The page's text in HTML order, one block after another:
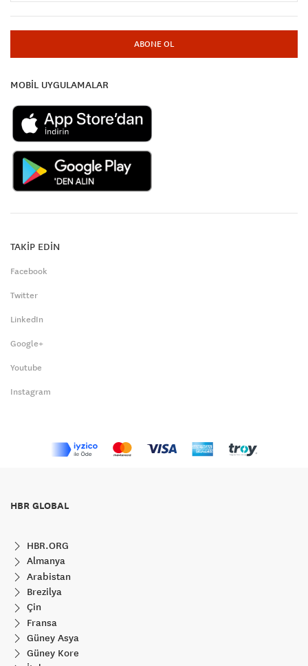
ABONE OL
MOBİL UYGULAMALAR
TAKİP EDİN
Facebook
Twitter
LinkedIn
Google+
Youtube
Instagram
HBR GLOBAL
HBR.ORG
Almanya
Arabistan
Brezilya
Çin
Fransa
Güney Asya
Güney Kore